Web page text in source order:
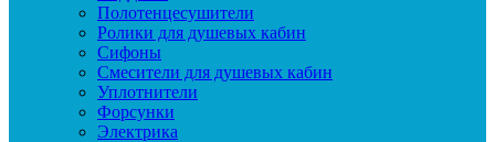
Полотенцесушители
Ролики для душевых кабин
Сифоны
Смесители для душевых кабин
Уплотнители
Форсунки
Электрика